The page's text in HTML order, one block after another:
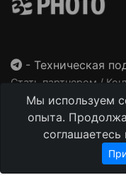
Мы используем
опыта.
соглашаетесь
- Техническая
Стать партнером /
This site is protected by
Terms of Service